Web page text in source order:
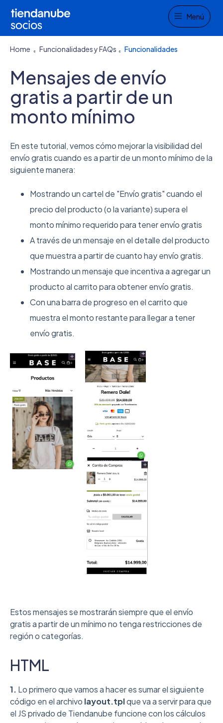
Menu
Menú
Home Funcionalidades y FAQs Funcionalidades
Mensajes de envío
gratis a partir de un
monto mínimo
En este tutorial, vemos cómo mejorar la visibilidad del
envío gratis cuando es a partir de un monto mínimo de la
siguiente manera:
Mostrando un cartel de "Envío gratis" cuando el
precio del producto (o la variante) supera el
monto mínimo requerido para tener envío gratis
A través de un mensaje en el detalle del producto
que muestra a partir de cuanto hay envío gratis.
Mostrando un mensaje que incentiva a agregar un
producto al carrito para obtener envío gratis.
Con una barra de progreso en el carrito que
muestra el monto restante para llegar a tener
envío gratis.
Estos mensajes se mostrarán siempre que el envío
gratis a partir de un mínimo no tenga restricciones de
región o categorías.
HTML
1. Lo primero que vamos a hacer es sumar el siguiente
código en el archivo layout.tplque va a servir para que
el JS privado de Tiendanube funcione con los cálculos